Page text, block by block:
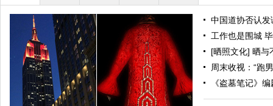
中国道协否认
工作也是围城
[晒照文化] 晒与
周末收视：“跑
《盗墓笔记》